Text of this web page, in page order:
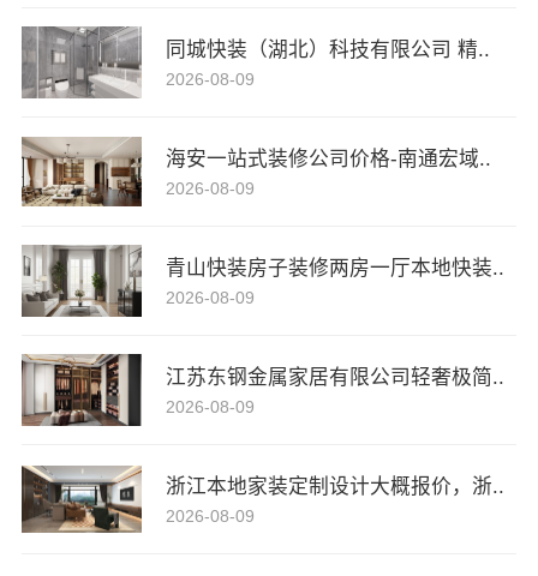
同城快装（湖北）科技有限公司 精..
2026-08-09
海安一站式装修公司价格-南通宏域..
2026-08-09
青山快装房子装修两房一厅本地快装..
2026-08-09
江苏东钢金属家居有限公司轻奢极简..
2026-08-09
浙江本地家装定制设计大概报价，浙..
2026-08-09